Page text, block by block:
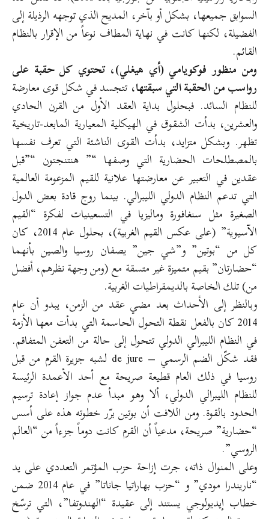
السوابق جميعها، بشكل أو بآخر، المديح الذي توجهه الرذيلة إلى
الفضيلة، لكنها كانت في نهاية المطاف نوعاً من الإقرار بالنظام
القائم.
ومن منظور فوكويامي (أي هيغلي)، تحتوي كل حقبة على
رواسب من الحقبة التي سبقتها، تتجسد في شكل قوى معارضة
للنظام السائد. فبحلول بداية العقد الأول من القرن الحادي
والعشرين، بدأت الشقوق في الهيكلية المعيارية المابعد-تاريخية
تظهر. وبشكل متزايد، بدأت القوى الناشئة التي تعرف نفسها
بالمصطلحات الحضارية التي وصفها “” هنتنجتون “”قبل
عقدين في التعبير عن معارضتها علانية للقيم المزعومة العالمية
التي تدعم النظام الدولي الليبرالي. بينما روج قادة بعض الدول
الصغيرة مثل سنغافورة وماليزيا في التسعينيات لفكرة “القيم
الآسيوية” (على عكس القيم الغربية)، بحلول عام 2014، كان
كل من “بوتين” و”شي جين” يصفان روسيا والصين بأنهما
“حضارتان” بقيم متميزة غير متسقة مع (ومن وجهة نظرهم، أفضل
من) تلك الخاصة بالديمقراطيات الغربية.
وبالنظر إلى الأحداث بعد مضي عقد من الزمن، يبدو أن عام
2014 كان بالفعل نقطة التحول الحاسمة التي بدأت معها الأزمة
في النظام الليبرالي الدولي تتحول إلى حالة من التعفن المتفاقم.
فقد شكّل الضم الرسمي – de jure لشبه جزيرة القرم من قبل
روسيا في ذلك العام قطيعة صريحة مع أحد الأعمدة الرئيسة
للنظام الليبرالي الدولي، ألا وهو مبدأ عدم جواز إعادة ترسيم
الحدود بالقوة. ومن اللافت أن بوتين برّر خطوته هذه على أسس
“حضارية” صريحة، مدعياً أن القرم كانت دوماً جزءاً من “العالم
الروسي”.
وعلى المنوال ذاته، جرت إزاحة حزب المؤتمر التعددي على يد
“ناريندرا مودي” و “حزب بهاراتيا جاناتا” في عام 2014 ضمن
خطاب إيديولوجي يستند إلى عقيدة “الهندوتفا”، التي ترسّخ